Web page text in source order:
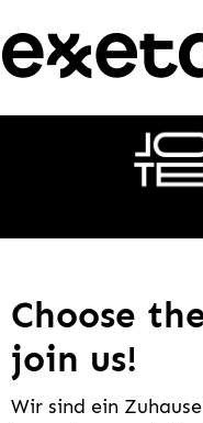
Choose
join us!
Wir sind ein